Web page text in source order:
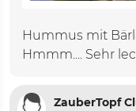
Hummus mit
Hmmm.... Sehr
ZauberTopf